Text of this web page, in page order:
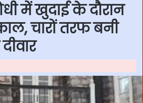
में खुदाई के दौरान
चारों तरफ बनी